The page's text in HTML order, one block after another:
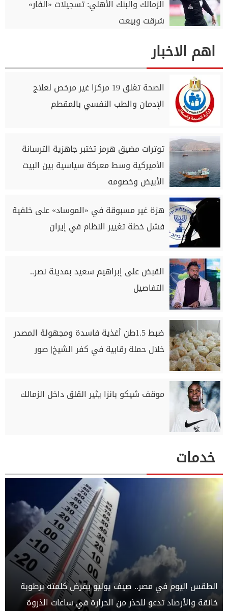
الزمالك والبنك الأهلي: تسجيلات «الفار»
سُرقت وبيعت
اهم الاخبار
الصحة تغلق 19 مركزا غير مرخص لعلاج
الإدمان والطب النفسي بالمقطم
توترات مضيق هرمز تختبر جاهزية الترسانة
الأميركية وسط معركة سياسية بين البيت
الأبيض وخصومه
هزة غير مسبوقة في «الموساد» على خلفية
فشل خطة تغيير النظام في إيران
القبض على إبراهيم سعيد بمدينة نصر..
التفاصيل
ضبط 1.5طن أغذية فاسدة ومجهولة المصدر
خلال حملة رقابية في كفر الشيخ| صور
موقف شيكو بانزا يثير القلق داخل الزمالك
خدمات
الطقس اليوم في مصر.. صيف يوليو يفرض كلمته برطوبة
خانقة والأرصاد تدعو للحذر من الحرارة في ساعات الذروة